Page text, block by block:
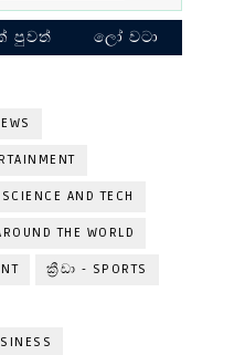
පුවත් ලෝ වටා
AND TECH
THE WORLD
ක්‍රීඩා - SPORTS